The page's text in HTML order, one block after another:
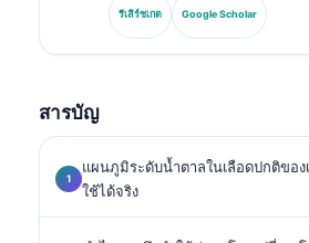
เขาเชี่ยวชาญด้านการวิเคราะห์ชุดต
การมาตรฐานของไบโอมาร์กเกอร์
รีเสิร์ชเกต Google Scholar
สารบัญ
แผนภูมิระดับน้ำตาลในเลือดปกติขอ
ใช้ได้จริง